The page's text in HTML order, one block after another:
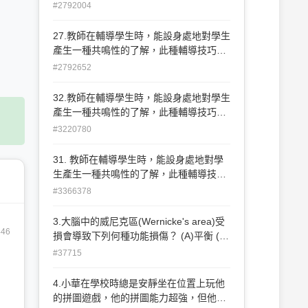
何？ (A)同理心(B)積極關注(C)真誠與一致
#2792004
27.教師在輔導學生時，能設身處地對學生
產生一種共鳴性的了解，此種輔導技巧為
何？(A)同理心 (B)積極關注 (C)真誠與一
#2792652
32.教師在輔導學生時，能設身處地對學生
產生一種共鳴性的了解，此種輔導技巧為
何？ (A)同理心 (B)積極關注 (C)真誠與一
#3220780
31. 教師在輔導學生時，能設身處地對學
生產生一種共鳴性的了解，此種輔導技巧
為何？(A)同理心 (B)積極關注 (C)真誠與
#3366378
3.大腦中的威尼克區(Wernicke's area)受
損會導致下列何種功能損傷？ (A)平衡 (B)
語言理解 (C)語言表達 (D)長期記憶
#37715
4.小華在學校時總是安靜坐在位置上玩他
的拼圖遊戲，他的拼圖能力超強，但他可